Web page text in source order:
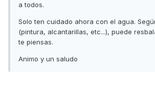
a todos.
Solo ten cuidado ahora con el agua.
(pintura, alcantarillas, etc...), puede
te piensas.
Animo y un saludo